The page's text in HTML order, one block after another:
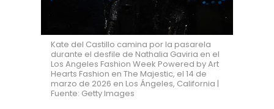
Kate del Castillo camina por la pasarela
durante el desfile de Nathalia Gaviria en el
Los Angeles Fashion Week Powered by Art
Hearts Fashion en The Majestic, el 14 de
marzo de 2026 en Los Ángeles, California |
Fuente: Getty Images